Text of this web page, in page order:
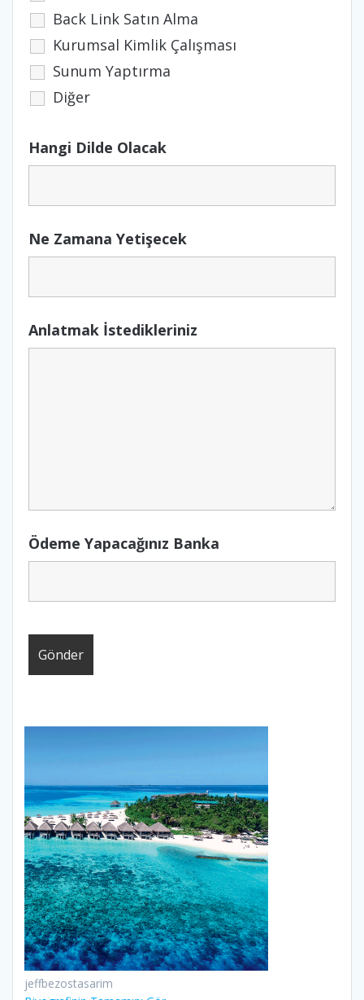
Back Link Satın Alma
Kurumsal Kimlik Çalışması
Sunum Yaptırma
Diğer
Hangi Dilde Olacak
Ne Zamana Yetişecek
Anlatmak İstedikleriniz
Ödeme Yapacağınız Banka
jeffbezostasarim